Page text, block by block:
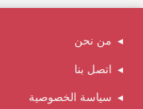
من نحن
اتصل بنا
سياسة الخصوصية